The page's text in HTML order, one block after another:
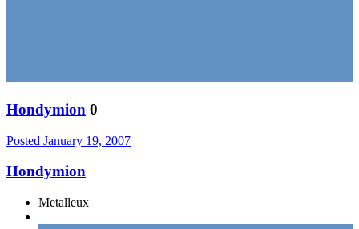
Hondymion 0
Posted January 19, 2007
Hondymion
Metalleux